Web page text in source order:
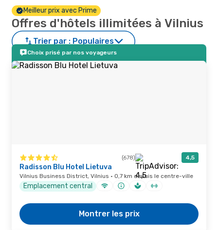
Meilleur prix avec Prime
Offres d'hôtels illimitées à Vilnius
Trier par : Populaires
Choix prisé par nos voyageurs
(678) 4,5
Radisson Blu Hotel Lietuva
Vilnius Business District, Vilnius · 0,7 km depuis le centre-ville
Emplacement central
Montrer les prix